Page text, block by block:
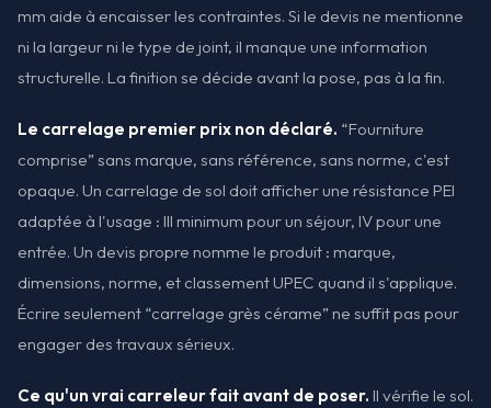
mm aide à encaisser les contraintes. Si le devis ne mentionne
ni la largeur ni le type de joint, il manque une information
structurelle. La finition se décide avant la pose, pas à la fin.
Le carrelage premier prix non déclaré. “Fourniture
comprise” sans marque, sans référence, sans norme, c'est
opaque. Un carrelage de sol doit afficher une résistance PEI
adaptée à l'usage : III minimum pour un séjour, IV pour une
entrée. Un devis propre nomme le produit : marque,
dimensions, norme, et classement UPEC quand il s'applique.
Écrire seulement “carrelage grès cérame” ne suffit pas pour
engager des travaux sérieux.
Ce qu'un vrai carreleur fait avant de poser. Il vérifie le sol.